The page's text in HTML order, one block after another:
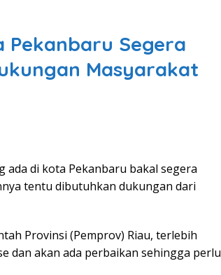
Pekanbaru Segera
Masyarakat
ada di kota Pekanbaru bakal segera
tentu dibutuhkan dukungan dari
Provinsi (Pemprov) Riau, terlebih
dan akan ada perbaikan sehingga perlu